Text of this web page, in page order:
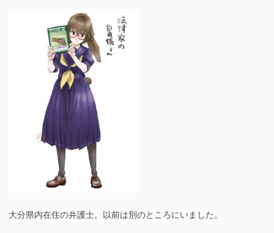
大分県内在住の弁護士。以前は別のところにいました。